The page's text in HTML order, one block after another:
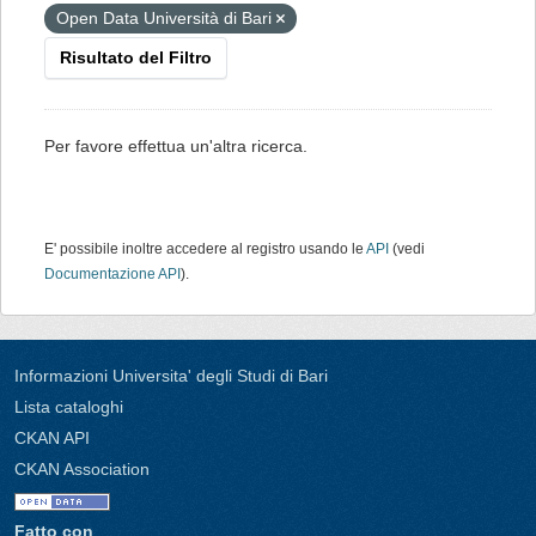
Open Data Università di Bari
Risultato del Filtro
Per favore effettua un'altra ricerca.
E' possibile inoltre accedere al registro usando le API (vedi
Documentazione API ).
Informazioni Universita' degli Studi di Bari
Lista cataloghi
CKAN API
CKAN Association
Fatto con